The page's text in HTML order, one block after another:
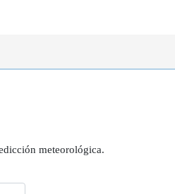
meteorológica.